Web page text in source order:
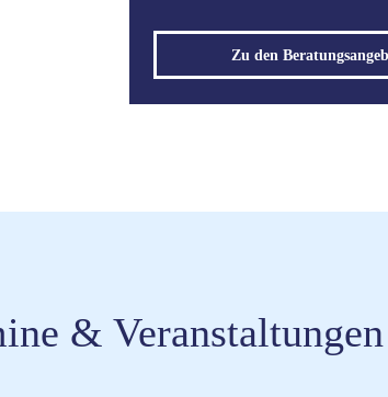
Zu den
& Veranstaltungen